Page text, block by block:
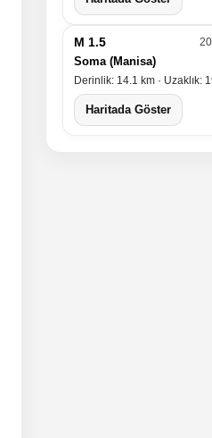
M 1.5
Soma (Manisa)
Derinlik: 14.1 km · Uzaklık:
Haritada Göster